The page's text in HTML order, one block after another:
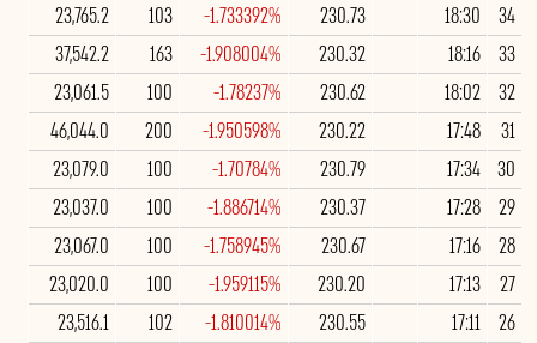
34
18:30
230.73
-1.733392%
103
23,765.2
33
18:16
230.32
-1.908004%
163
37,542.2
32
18:02
230.62
-1.78237%
100
23,061.5
31
17:48
230.22
-1.950598%
200
46,044.0
30
17:34
230.79
-1.70784%
100
23,079.0
29
17:28
230.37
-1.886714%
100
23,037.0
28
17:16
230.67
-1.758945%
100
23,067.0
27
17:13
230.20
-1.959115%
100
23,020.0
26
17:11
230.55
-1.810014%
102
23,516.1